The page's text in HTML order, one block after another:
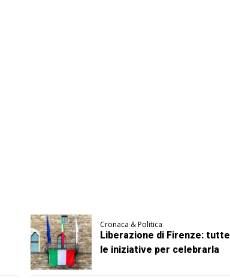
Cronaca & Politica
Liberazione di Firenze: tutte
le iniziative per celebrarla